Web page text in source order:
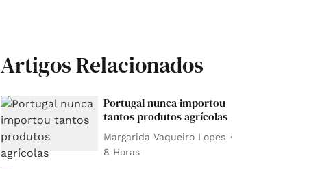
Artigos Relacionados
Portugal nunca importou
tantos produtos agrícolas
Margarida Vaqueiro Lopes
8 Horas